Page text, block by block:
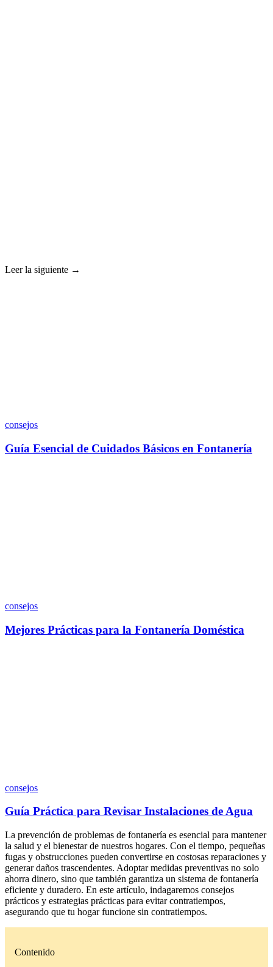
Leer la siguiente →
consejos
Guía Esencial de Cuidados Básicos en Fontanería
consejos
Mejores Prácticas para la Fontanería Doméstica
consejos
Guía Práctica para Revisar Instalaciones de Agua
La prevención de problemas de fontanería es esencial para mantener
la salud y el bienestar de nuestros hogares. Con el tiempo, pequeñas
fugas y obstrucciones pueden convertirse en costosas reparaciones y
generar daños trascendentes. Adoptar medidas preventivas no solo
ahorra dinero, sino que también garantiza un sistema de fontanería
eficiente y duradero. En este artículo, indagaremos consejos
prácticos y estrategias prácticas para evitar contratiempos,
asegurando que tu hogar funcione sin contratiempos.
Contenido